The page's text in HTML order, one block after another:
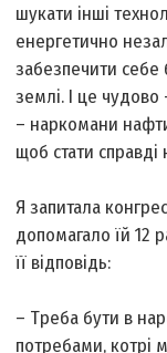
шукати інші
енергетично
забезпечити себе
землі. І це
– наркомани
щоб стати
Я запитала
допомагало їй 12
її відповідь:
– Треба бути в
потребами, котрі